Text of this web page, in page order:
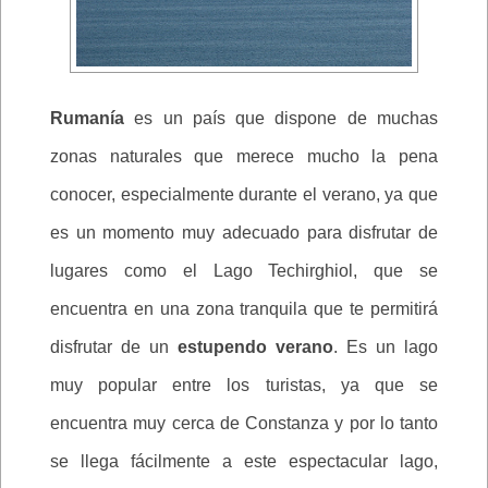
Rumanía es un país que dispone de muchas
zonas naturales que merece mucho la pena
conocer, especialmente durante el verano, ya que
es un momento muy adecuado para disfrutar de
lugares como el Lago Techirghiol, que se
encuentra en una zona tranquila que te permitirá
disfrutar de un estupendo verano. Es un lago
muy popular entre los turistas, ya que se
encuentra muy cerca de Constanza y por lo tanto
se llega fácilmente a este espectacular lago,